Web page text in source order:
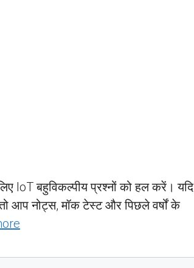
IoT बहुविकल्पीय प्रश्नों को हल करें। यदि
आप नोट्स, मॉक टेस्ट और पिछले वर्षों के